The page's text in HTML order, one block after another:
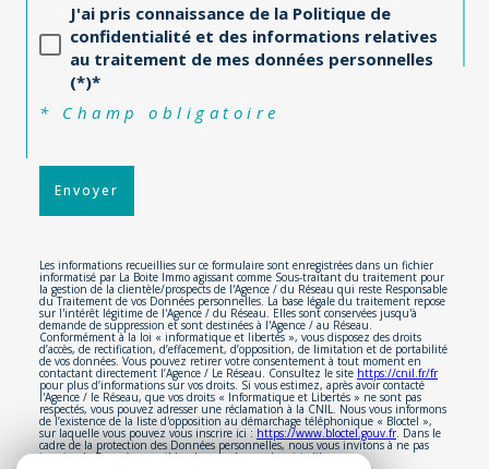
J'ai pris connaissance de la Politique de
confidentialité et des informations relatives
au traitement de mes données personnelles
(*)*
* Champ obligatoire
Envoyer
Les informations recueillies sur ce formulaire sont enregistrées dans un fichier
informatisé par La Boite Immo agissant comme Sous-traitant du traitement pour
la gestion de la clientèle/prospects de l'Agence / du Réseau qui reste Responsable
du Traitement de vos Données personnelles. La base légale du traitement repose
sur l'intérêt légitime de l'Agence / du Réseau. Elles sont conservées jusqu'à
demande de suppression et sont destinées à l'Agence / au Réseau.
Conformément à la loi « informatique et libertés », vous disposez des droits
d’accès, de rectification, d’effacement, d’opposition, de limitation et de portabilité
de vos données. Vous pouvez retirer votre consentement à tout moment en
contactant directement l’Agence / Le Réseau. Consultez le site https://cnil.fr/fr
pour plus d’informations sur vos droits. Si vous estimez, après avoir contacté
l'Agence / le Réseau, que vos droits « Informatique et Libertés » ne sont pas
respectés, vous pouvez adresser une réclamation à la CNIL. Nous vous informons
de l’existence de la liste d'opposition au démarchage téléphonique « Bloctel »,
sur laquelle vous pouvez vous inscrire ici : https://www.bloctel.gouv.fr. Dans le
cadre de la protection des Données personnelles, nous vous invitons à ne pas
inscrire de Données sensibles dans le champ de saisie libre.